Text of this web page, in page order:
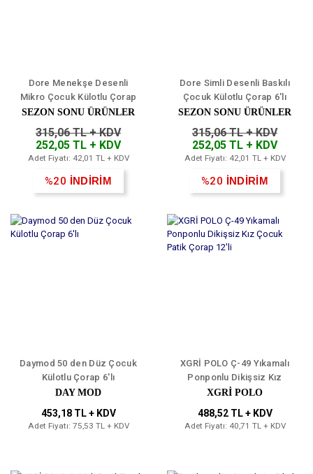
Dore Menekşe Desenli
Mikro Çocuk Külotlu Çorap
6'lı
SEZON SONU ÜRÜNLER
315,06 TL + KDV
252,05 TL + KDV
Adet Fiyatı: 42,01 TL + KDV
%20 İNDİRİM
Dore Simli Desenli Baskılı
Çocuk Külotlu Çorap 6'lı
SEZON SONU ÜRÜNLER
315,06 TL + KDV
252,05 TL + KDV
Adet Fiyatı: 42,01 TL + KDV
%20 İNDİRİM
Daymod 50 den Düz Çocuk
Külotlu Çorap 6'lı
DAY MOD
453,18 TL + KDV
Adet Fiyatı: 75,53 TL + KDV
XGRİ POLO Ç-49 Yıkamalı
Ponponlu Dikişsiz Kız
Çocuk Patik Çorap 12'li
XGRİ POLO
488,52 TL + KDV
Adet Fiyatı: 40,71 TL + KDV